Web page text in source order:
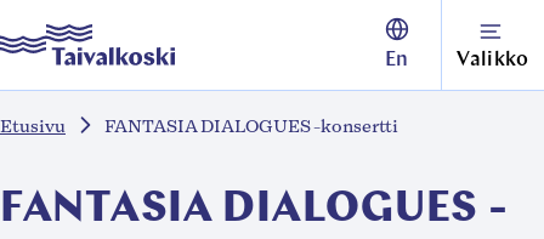
Siirry
suoraan
↓
Taivalkoski
En Valikko
Etusivu FANTASIA DIALOGUES -konsertti
FANTASIA DIALOGUES -